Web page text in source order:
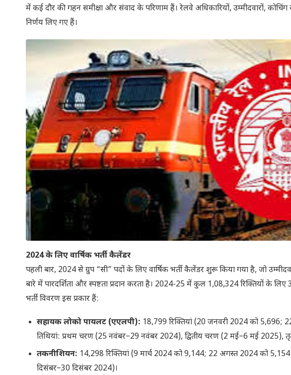
में कई दौर की गहन समीक्षा और संवाद के परिणाम हैं। रेलवे अधिकारियों, उम्मीदवारों,
निर्णय लिए गए हैं।
2024 के लिए वार्षिक भर्ती कैलेंडर
पहली बार, 2024 से ग्रुप “सी” पदों के लिए वार्षिक भर्ती कैलेंडर शुरू किया गया है, जो
बारे में पारदर्शिता और स्पष्टता प्रदान करता है। 2024-25 में कुल 1,08,324 रिक्तियों के
भर्ती विवरण इस प्रकार हैं:
सहायक लोको पायलट (एएलपी): 18,799 रिक्तियां (20 जनवरी 2024 को
तिथियां: प्रथम चरण (25 नवंबर–29 नवंबर 2024), द्वितीय चरण (2 मई–6 मई 2025),
तकनीशियन: 14,298 रिक्तियां (9 मार्च 2024 को 9,144; 22 अगस्त 2024 को
दिसंबर–30 दिसंबर 2024)।